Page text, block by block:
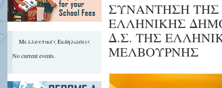
Μελλοντικές Εκδηλώσεις
No current events.
ΣΥΝΑΝΤΗΣΗ ΤΗΣ
ΕΛΛΗΝΙΚΗΣ
Δ.Σ. ΤΗΣ
ΜΕΛΒΟΥΡΝΗΣ